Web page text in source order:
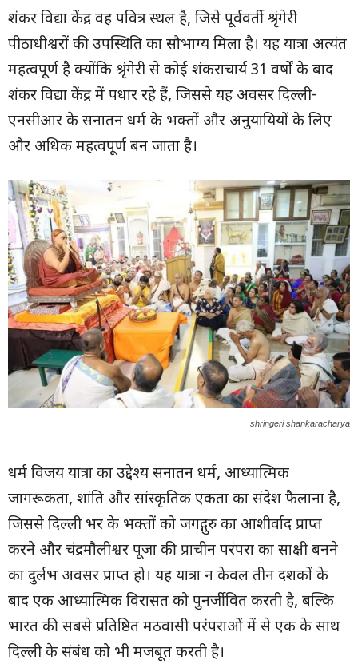
शंकर विद्या केंद्र वह पवित्र स्थल है, जिसे पूर्ववर्ती श्रृंगेरी
पीठाधीश्वरों की उपस्थिति का सौभाग्य मिला है। यह यात्रा अत्यंत
महत्वपूर्ण है क्योंकि श्रृंगेरी से कोई शंकराचार्य 31 वर्षों के बाद
शंकर विद्या केंद्र में पधार रहे हैं, जिससे यह अवसर दिल्ली-
एनसीआर के सनातन धर्म के भक्तों और अनुयायियों के लिए
और अधिक महत्वपूर्ण बन जाता है।
shringeri shankaracharya
धर्म विजय यात्रा का उद्देश्य सनातन धर्म, आध्यात्मिक
जागरूकता, शांति और सांस्कृतिक एकता का संदेश फैलाना है,
जिससे दिल्ली भर के भक्तों को जगद्गुरु का आशीर्वाद प्राप्त
करने और चंद्रमौलीश्वर पूजा की प्राचीन परंपरा का साक्षी बनने
का दुर्लभ अवसर प्राप्त हो। यह यात्रा न केवल तीन दशकों के
बाद एक आध्यात्मिक विरासत को पुनर्जीवित करती है, बल्कि
भारत की सबसे प्रतिष्ठित मठवासी परंपराओं में से एक के साथ
दिल्ली के संबंध को भी मजबूत करती है।